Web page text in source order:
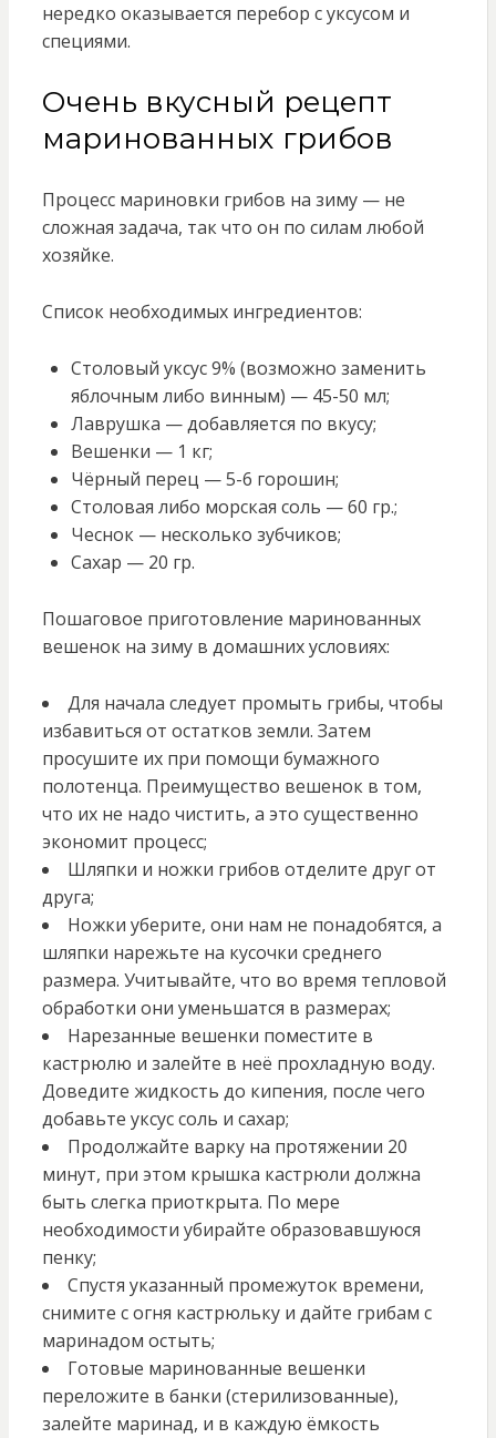
нередко оказывается перебор с уксусом и
специями.
Очень вкусный рецепт
маринованных грибов
Процесс мариновки грибов на зиму — не
сложная задача, так что он по силам любой
хозяйке.
Список необходимых ингредиентов:
Столовый уксус 9% (возможно заменить
яблочным либо винным) — 45-50 мл;
Лаврушка — добавляется по вкусу;
Вешенки — 1 кг;
Чёрный перец — 5-6 горошин;
Столовая либо морская соль — 60 гр.;
Чеснок — несколько зубчиков;
Сахар — 20 гр.
Пошаговое приготовление маринованных
вешенок на зиму в домашних условиях:
Для начала следует промыть грибы, чтобы
избавиться от остатков земли. Затем
просушите их при помощи бумажного
полотенца. Преимущество вешенок в том,
что их не надо чистить, а это существенно
экономит процесс;
Шляпки и ножки грибов отделите друг от
друга;
Ножки уберите, они нам не понадобятся, а
шляпки нарежьте на кусочки среднего
размера. Учитывайте, что во время тепловой
обработки они уменьшатся в размерах;
Нарезанные вешенки поместите в
кастрюлю и залейте в неё прохладную воду.
Доведите жидкость до кипения, после чего
добавьте уксус соль и сахар;
Продолжайте варку на протяжении 20
минут, при этом крышка кастрюли должна
быть слегка приоткрыта. По мере
необходимости убирайте образовавшуюся
пенку;
Спустя указанный промежуток времени,
снимите с огня кастрюльку и дайте грибам с
маринадом остыть;
Готовые маринованные вешенки
переложите в банки (стерилизованные),
залейте маринад, и в каждую ёмкость